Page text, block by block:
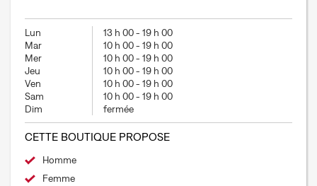
Lun 13 h 00-19 h 00
Mar
10 h 00-19 h 00
Mer
10 h 00-19 h 00
Jeu
10 h 00-19 h 00
Ven
10 h 00-19 h 00
Sam
10 h 00-19 h 00
Dim
fermée
CETTE BOUTIQUE PROPOSE
Homme
Femme